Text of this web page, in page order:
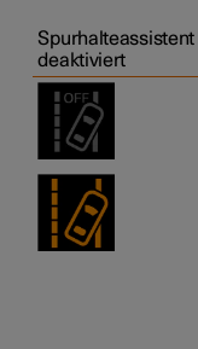
Spurhalteassistent
deaktiviert